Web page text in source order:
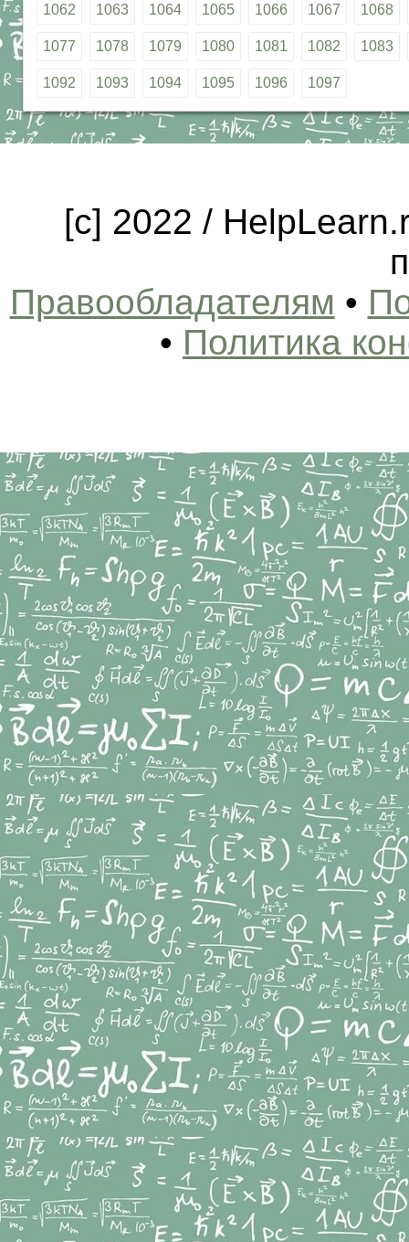
1062 1063 1064 1065 1066 1067 1068
1077 1078 1079 1080 1081 1082 1083
1092 1093 1094 1095 1096 1097
[c] 2022 /
Правообладателям •
• Политика